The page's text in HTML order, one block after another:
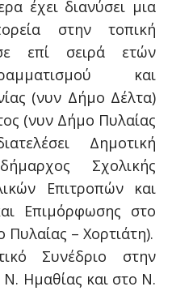
έχει διανύσει μια
στην τοπική
επί σειρά ετών
και
(νυν Δήμο Δέλτα)
(νυν Δήμο Πυλαίας
Δημοτική
Σχολικής
Επιτροπών και
Επιμόρφωσης στο
– Χορτιάτη).
Συνέδριο στην
Ημαθίας και στο Ν.